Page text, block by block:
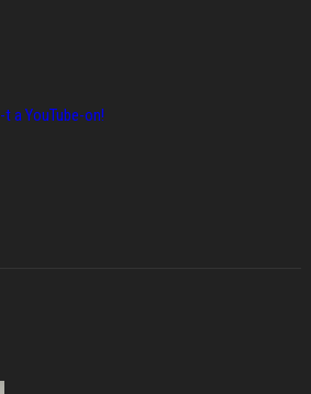
-t a YouTube-on!